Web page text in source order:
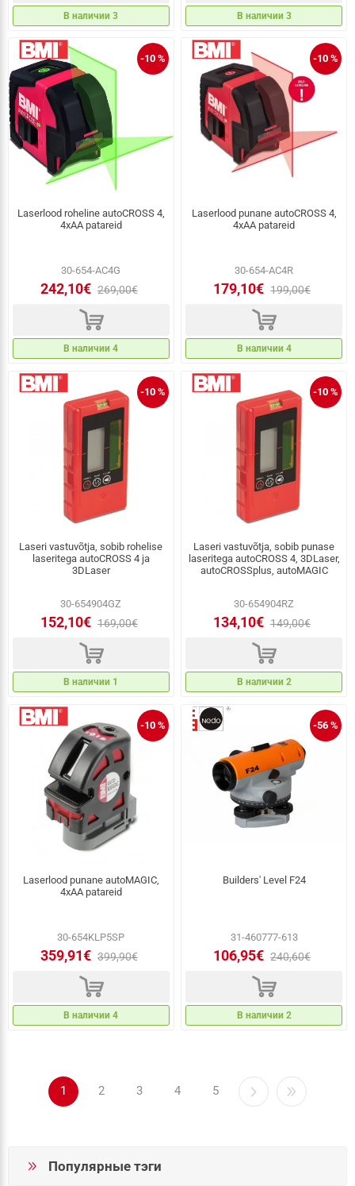
В наличии 3 В наличии 3
-10 %
Laserlood roheline autoCROSS 4,
4xAA patareid
30-654-AC4G
242,10€ 269,00€
d
В наличии 4
-10 %
Laserlood punane autoCROSS 4,
4xAA patareid
30-654-AC4R
179,10€ 199,00€
d
В наличии 4
-10 %
Laseri vastuvõtja, sobib rohelise
laseritega autoCROSS 4 ja
3DLaser
30-654904GZ
152,10€ 169,00€
d
В наличии 1
-10 %
Laseri vastuvõtja, sobib punase
laseritega autoCROSS 4, 3DLaser,
autoCROSSplus, autoMAGIC
30-654904RZ
134,10€ 149,00€
d
В наличии 2
-10 %
Laserlood punane autoMAGIC,
4xAA patareid
30-654KLP5SP
359,91€ 399,90€
d
В наличии 4
-56 %
Builders' Level F24
31-460777-613
106,95€ 240,60€
d
В наличии 2
1 2 3 4 5
Популярные тэги